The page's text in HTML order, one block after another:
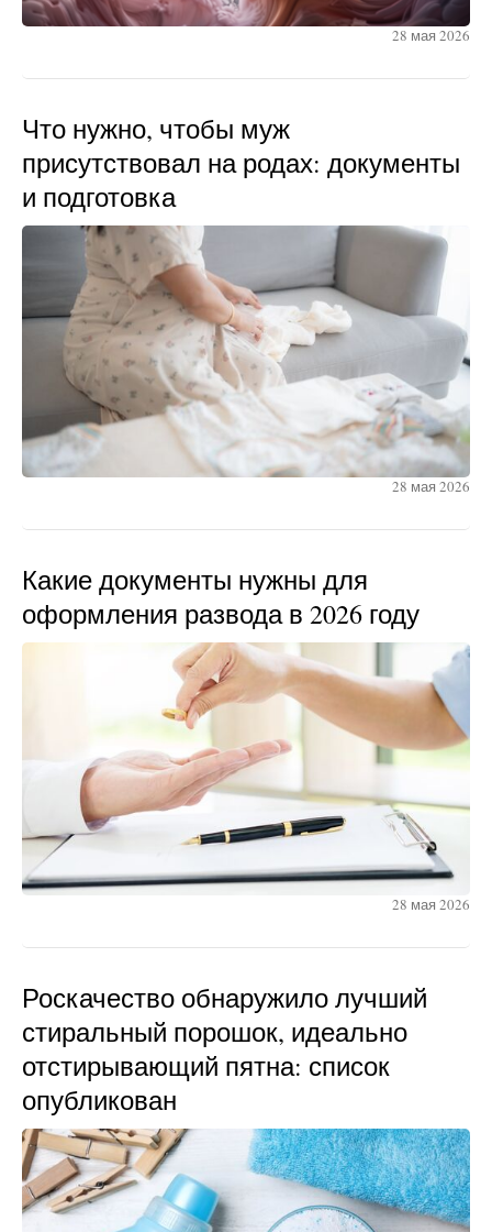
28 мая 2026
Что нужно, чтобы муж
присутствовал на родах: документы
и подготовка
28 мая 2026
Какие документы нужны для
оформления развода в 2026 году
28 мая 2026
Роскачество обнаружило лучший
стиральный порошок, идеально
отстирывающий пятна: список
опубликован